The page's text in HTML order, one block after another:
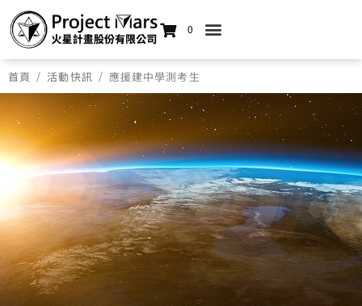
0
首頁 / 活動快訊 / 應援建中學測考生